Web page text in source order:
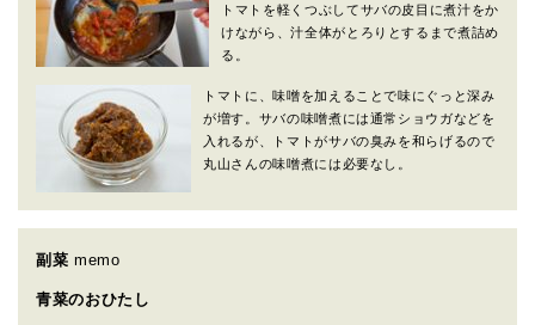
トマトを軽くつぶしてサバの皮目に煮汁をか
けながら、汁全体がとろりとするまで煮詰め
る。
トマトに、味噌を加えることで味にぐっと深み
が増す。サバの味噌煮には通常ショウガなどを
入れるが、トマトがサバの臭みを和らげるので
丸山さんの味噌煮には必要なし。
副菜 memo
青菜のおひたし